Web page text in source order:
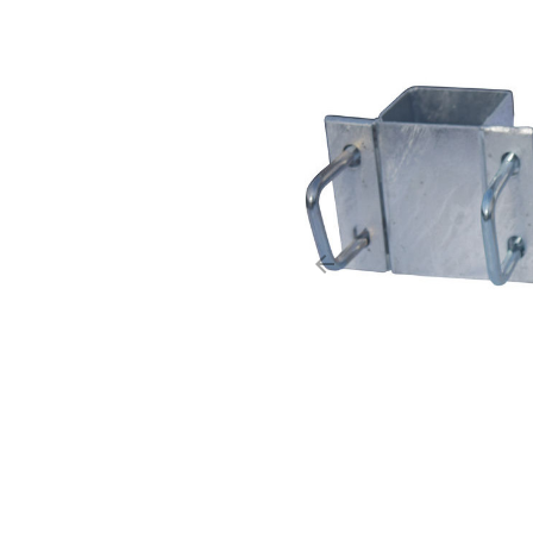
Précédent
arrow_backward